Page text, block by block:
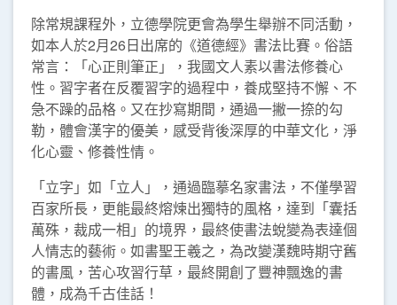
除常規課程外，立德學院更會為學生舉辦不同活動，
如本人於2月26日出席的《道德經》書法比賽。俗語
常言：「心正則筆正」，我國文人素以書法修養心
性。習字者在反覆習字的過程中，養成堅持不懈、不
急不躁的品格。又在抄寫期間，通過一撇一捺的勾
勒，體會漢字的優美，感受背後深厚的中華文化，淨
化心靈、修養性情。
「立字」如「立人」，通過臨摹名家書法，不僅學習
百家所長，更能最終熔煉出獨特的風格，達到「囊括
萬殊，裁成一相」的境界，最終使書法蛻變為表達個
人情志的藝術。如書聖王羲之，為改變漢魏時期守舊
的書風，苦心攻習行草，最終開創了豐神飄逸的書
體，成為千古佳話！